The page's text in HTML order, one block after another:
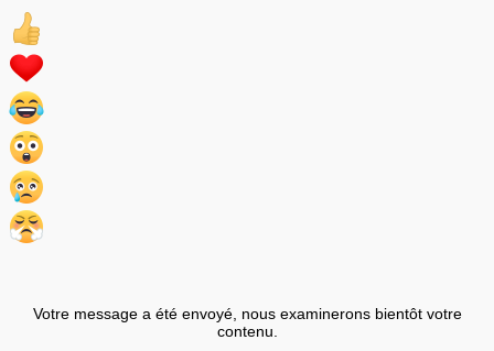
Votre message a été envoyé, nous examinerons bientôt votre
contenu.